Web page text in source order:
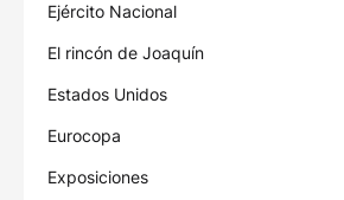
Ejército Nacional
El rincón de Joaquín
Estados Unidos
Eurocopa
Exposiciones